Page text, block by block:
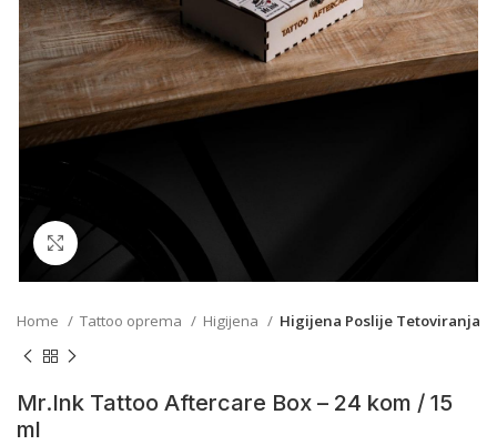
Click to enlarge
Home Tattoo oprema Higijena Higijena Poslije Tetoviranja
Mr.Ink Tattoo Aftercare Box – 24 kom / 15
ml